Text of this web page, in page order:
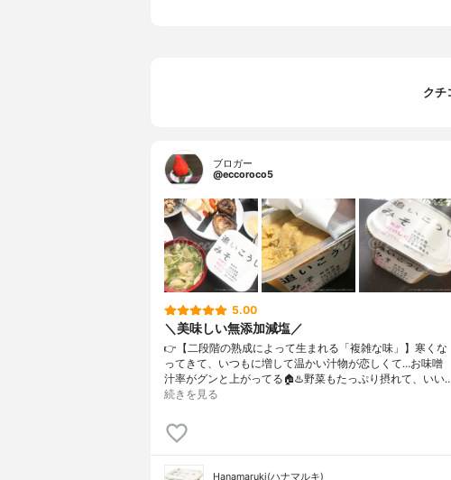
クチ
ブロガー
@eccoroco5
5.00
＼美味しい無添加減塩／
👉【二段階の熟成によって生まれる「複雑な味」】⁡寒くな
ってきて、いつもに増して温かい汁物が恋しくて…お味噌
汁率がグンと上がってる🏠♨️野菜もたっぷり摂れて、いい
続きを見る
Hanamaruki(ハナマルキ)